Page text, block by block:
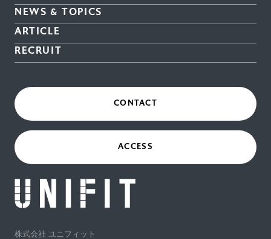
NEWS & TOPICS
ARTICLE
RECRUIT
CONTACT
ACCESS
株式会社 ユニフィット